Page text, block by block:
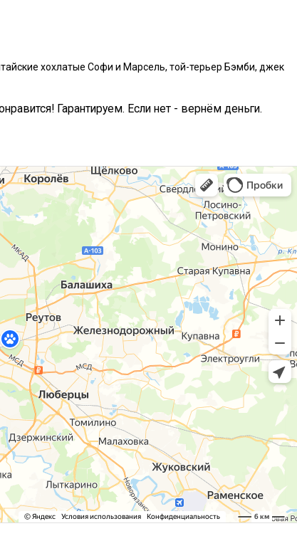
хохлатые Софи и Марсель, той-терьер Бэмби, джек
Гарантируем. Если нет - вернём деньги.